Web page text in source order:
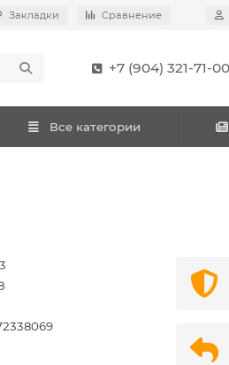
Закладки Сравнение
+7 (904) 321-71-00
Все категории